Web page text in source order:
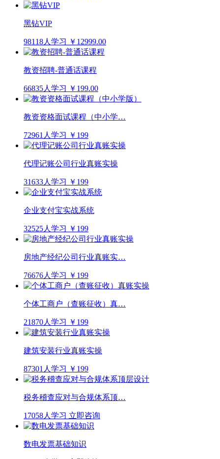
黑钻VIP
98118人学习 ￥12999.00
教资招聘-普通话课程
66835人学习 ￥199.00
教资资格面试课程（中小学…
72961人学习 ￥199
代理记账公司行业真账实操
31633人学习 ￥199
企业支付宝实战系统
32525人学习 ￥199
房地产经纪公司行业真账实…
76676人学习 ￥199
个体工商户（查账征收）真…
21870人学习 ￥199
建筑安装行业真账实操
87301人学习 ￥199
税务稽查应对与合规体系顶…
17058人学习 立即咨询
数电发票基础知识